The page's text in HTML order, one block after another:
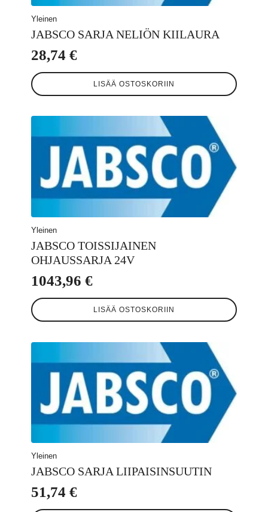
Yleinen
JABSCO SARJA NELIÖN KIILAURA
28,74 €
LISÄÄ OSTOSKORIIN
Yleinen
JABSCO TOISSIJAINEN
OHJAUSSARJA 24V
1043,96 €
LISÄÄ OSTOSKORIIN
Yleinen
JABSCO SARJA LIIPAISINSUUTIN
51,74 €